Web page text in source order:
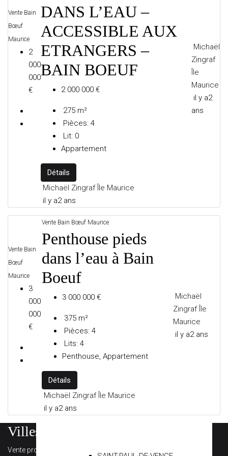
ANTIBES
CANNES
CAP-D’AIL
Vente Bain
Bœuf
Maurice
2
000
000
€
DANS L’EAU –
ACCESSIBLE AUX
ETRANGERS –
BAIN BOEUF
2 000 000 €
275 m²
Pièces: 4
Lit: 0
Appartement
Détails
Michaël Zingraf Île Maurice
il y a2 ans
Michaël
Zingraf
Île
Maurice
il y a2
ans
Vente Bain
Bœuf
Maurice
3
000
000
€
Vente Bain Bœuf Maurice
Penthouse pieds
dans l’eau à Bain
Boeuf
3 000 000 €
375 m²
Pièces: 4
Lits: 4
Penthouse, Appartement
Détails
Michaël Zingraf Île Maurice
il y a2 ans
Michaël
Zingraf Île
Maurice
il y a2 ans
Villes les plus regardées
Vente propriété Villefranche-sur-Mer